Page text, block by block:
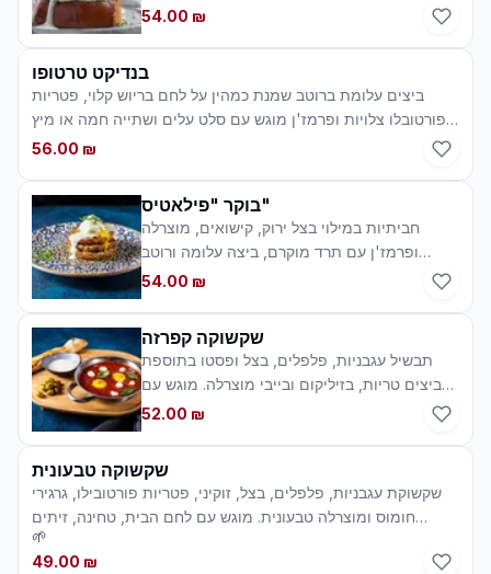
חמה או מיץ טבעי (תוספת סלמון מעושן 12 ₪)
54.00 ₪
בנדיקט טרטופו
ביצים עלומת ברוטב שמנת כמהין על לחם בריוש קלוי, פטריות
פורטובלו צלויות ופרמז'ן מוגש עם סלט עלים ושתייה חמה או מיץ
56.00 ₪
בוקר "פילאטיס"
חביתיות במילוי בצל ירוק, קישואים, מוצרלה
ופרמז'ן עם תרד מוקרם, ביצה עלומה ורוטב
הולנדייז, מוגש עם סלט עלים ושתייה חמה או מיץ
54.00 ₪
שקשוקה קפרזה
תבשיל עגבניות, פלפלים, בצל ופסטו בתוספת
ביצים טריות, בזיליקום ובייבי מוצרלה. מוגש עם
לחם הבית, טחינה, זיתים ושתייה חמה או מיץ
52.00 ₪
שקשוקה טבעונית
שקשוקת עגבניות, פלפלים, בצל, זוקיני, פטריות פורטובילו, גרגירי
חומוס ומוצרלה טבעונית. מוגש עם לחם הבית, טחינה, זיתים
ושתייה חמה או מיץ טבעי ניתן להזמין את המנה ללא גלוטן
🌱
49.00 ₪